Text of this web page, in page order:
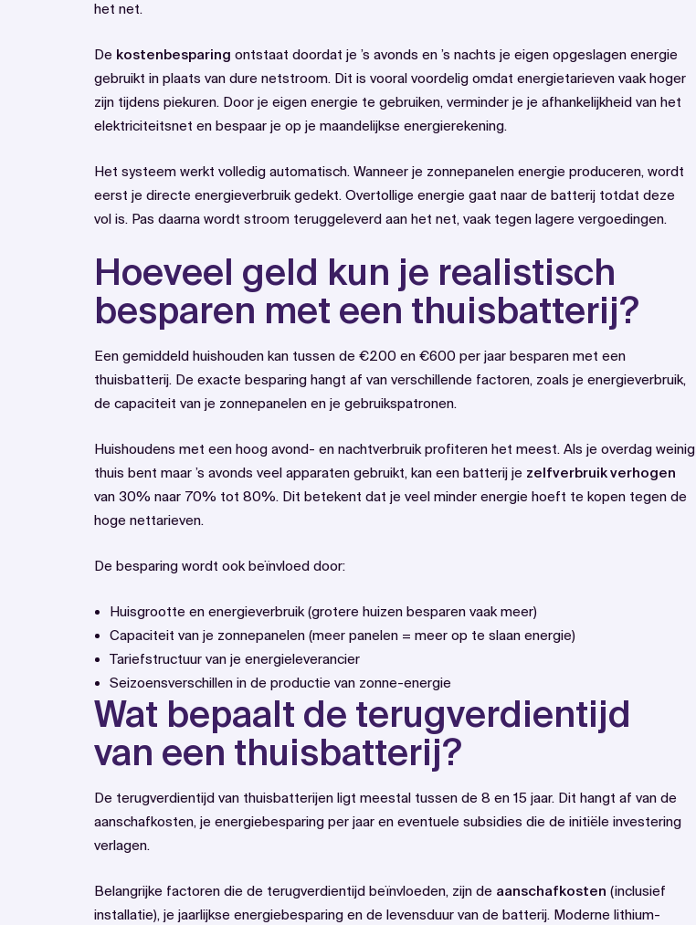
het net.
De kostenbesparing ontstaat doordat je ’s avonds en ’s nachts je eigen opgeslagen energie
gebruikt in plaats van dure netstroom. Dit is vooral voordelig omdat energietarieven vaak hoger
zijn tijdens piekuren. Door je eigen energie te gebruiken, verminder je je afhankelijkheid van het
elektriciteitsnet en bespaar je op je maandelijkse energierekening.
Het systeem werkt volledig automatisch. Wanneer je zonnepanelen energie produceren, wordt
eerst je directe energieverbruik gedekt. Overtollige energie gaat naar de batterij totdat deze
vol is. Pas daarna wordt stroom teruggeleverd aan het net, vaak tegen lagere vergoedingen.
Hoeveel geld kun je realistisch
besparen met een thuisbatterij?
Een gemiddeld huishouden kan tussen de €200 en €600 per jaar besparen met een
thuisbatterij. De exacte besparing hangt af van verschillende factoren, zoals je energieverbruik,
de capaciteit van je zonnepanelen en je gebruikspatronen.
Huishoudens met een hoog avond- en nachtverbruik profiteren het meest. Als je overdag weinig
thuis bent maar ’s avonds veel apparaten gebruikt, kan een batterij je zelfverbruik verhogen
van 30% naar 70% tot 80%. Dit betekent dat je veel minder energie hoeft te kopen tegen de
hoge nettarieven.
De besparing wordt ook beïnvloed door:
Huisgrootte en energieverbruik (grotere huizen besparen vaak meer)
Capaciteit van je zonnepanelen (meer panelen = meer op te slaan energie)
Tariefstructuur van je energieleverancier
Seizoensverschillen in de productie van zonne-energie
Wat bepaalt de terugverdientijd
van een thuisbatterij?
De terugverdientijd van thuisbatterijen ligt meestal tussen de 8 en 15 jaar. Dit hangt af van de
aanschafkosten, je energiebesparing per jaar en eventuele subsidies die de initiële investering
verlagen.
Belangrijke factoren die de terugverdientijd beïnvloeden, zijn de aanschafkosten (inclusief
installatie), je jaarlijkse energiebesparing en de levensduur van de batterij. Moderne lithium-